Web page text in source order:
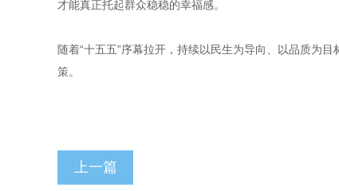
才能真正托起群众稳稳的幸福感。
随着“十五五”序幕拉开，持续以民生为导向、以品质为
策。
上一篇